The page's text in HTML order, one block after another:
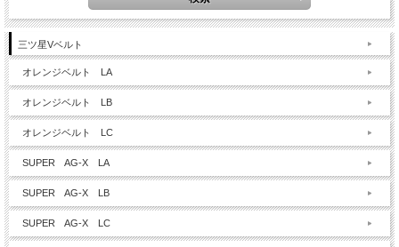
三ツ星Vベルト
オレンジベルト LA
オレンジベルト LB
オレンジベルト LC
SUPER AG-X LA
SUPER AG-X LB
SUPER AG-X LC